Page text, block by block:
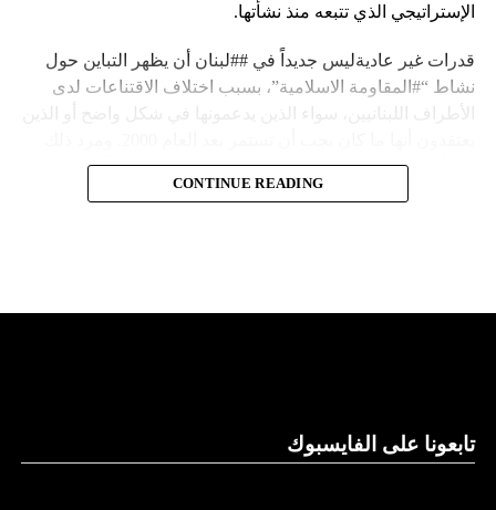
الإستراتيجي الذي تتبعه منذ نشأتها.
قدرات غير عاديةليس جديداً في ##لبنان أن يظهر التباين حول
نشاط “#المقاومة الاسلامية”، بسبب اختلاف الاقتناعات لدى
الأطراف اللبنانيين، سواء الذين يدعمونها في شكل واضح أو الذين
إلى أن المقاومة ضد الاحتلال الإسرائيلي لم تكن يوماً محط
إجماع داخلي، وإن كانت القوى اللبنانية المؤمنة بالصراع ضد
النهار
CONTINUE READING
تابعونا على الفايسبوك